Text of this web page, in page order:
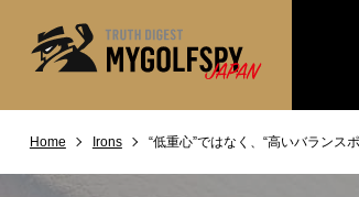
Home Irons “低重心”ではなく、“高いバランス
MOST WANTED